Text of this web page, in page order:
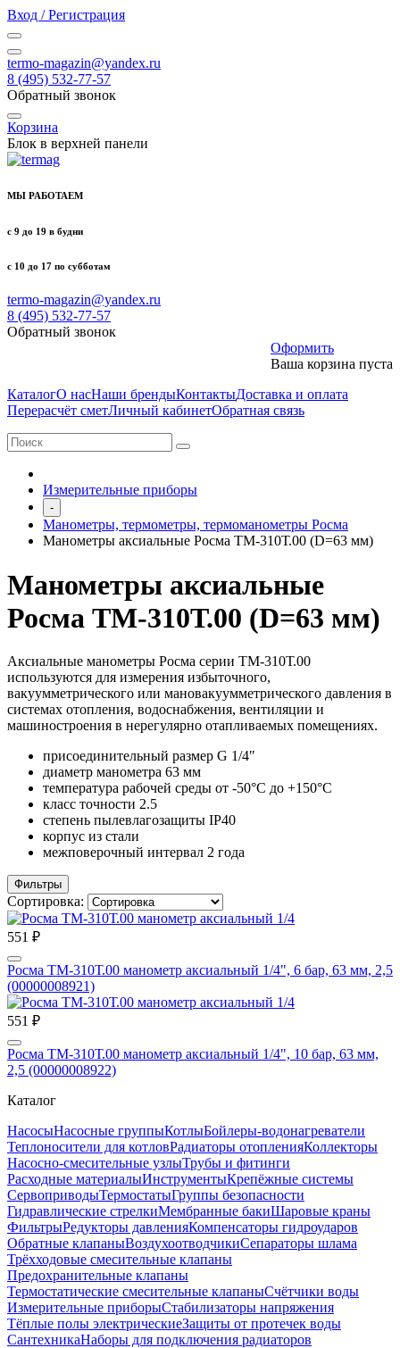
Вход / Регистрация
termo-magazin@yandex.ru
8 (495) 532-77-57
Обратный звонок
Корзина
Блок в верхней панели
МЫ РАБОТАЕМ
с 9 до 19 в будни
с 10 до 17 по субботам
termo-magazin@yandex.ru
8 (495) 532-77-57
Обратный звонок
Оформить
Ваша корзина пуста
КаталогО насНаши брендыКонтактыДоставка и оплата
Перерасчёт сметЛичный кабинетОбратная связь
Измерительные приборы
-
Манометры, термометры, термоманометры Росма
Манометры аксиальные Росма ТМ-310Т.00 (D=63 мм)
Манометры аксиальные
Росма ТМ-310Т.00 (D=63 мм)
Аксиальные манометры Росма серии ТМ-310Т.00
используются для измерения избыточного,
вакуумметрического или мановакуумметрического давления в
системах отопления, водоснабжения, вентиляции и
машиностроения в нерегулярно отапливаемых помещениях.
присоединительный размер G 1/4"
диаметр манометра 63 мм
температура рабочей среды от -50°C до +150°C
класс точности 2.5
степень пылевлагозащиты IP40
корпус из стали
межповерочный интервал 2 года
Фильтры
Сортировка:
551 ₽
Росма ТМ-310Т.00 манометр аксиальный 1/4", 6 бар, 63 мм, 2,5
(00000008921)
551 ₽
Росма ТМ-310Т.00 манометр аксиальный 1/4", 10 бар, 63 мм,
2,5 (00000008922)
Каталог
НасосыНасосные группыКотлыБойлеры-водонагреватели
Теплоносители для котловРадиаторы отопленияКоллекторы
Насосно-смесительные узлыТрубы и фитинги
Расходные материалыИнструментыКрепёжные системы
СервоприводыТермостатыГруппы безопасности
Гидравлические стрелкиМембранные бакиШаровые краны
ФильтрыРедукторы давленияКомпенсаторы гидроударов
Обратные клапаныВоздухоотводчикиСепараторы шлама
Трёхходовые смесительные клапаны
Предохранительные клапаны
Термостатические смесительные клапаныСчётчики воды
Измерительные приборыСтабилизаторы напряжения
Тёплые полы электрическиеЗащиты от протечек воды
СантехникаНаборы для подключения радиаторов